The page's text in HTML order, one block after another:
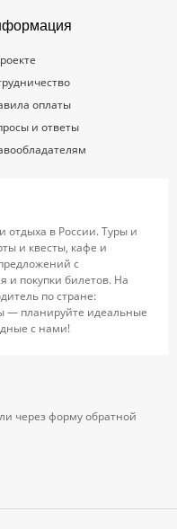
оплаты
и ответы
отдыха в России. Туры и
и квесты, кафе и
с
и покупки билетов. На
по стране:
— планируйте идеальные
с нами!
через форму обратной